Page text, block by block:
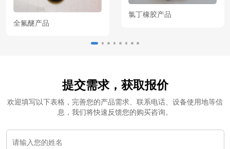
全氟醚产品
氯丁橡胶产品
提交需求，获取报价
欢迎填写以下表格，完善您的产品需求、联系电话、设备使用地等信
息，我们将快速反馈您的购买咨询。